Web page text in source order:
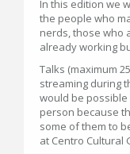
In this edition we
the people who
nerds, those who
already working
Talks (maximum
streaming during
would be
person because
some of them to
at Centro Cultural